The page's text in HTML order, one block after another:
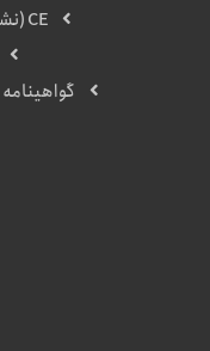
CE (نشان استاندارد اتحادیه اروپا)
گواهینامه IMS (سیستم مدیریت یکپارچه)